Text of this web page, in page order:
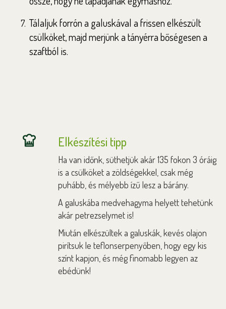
Tálaljuk forrón a galuskával a frissen elkészült
csülköket, majd merjünk a tányérra bőségesen a
szaftból is.
Elkészítési tipp
Ha van időnk, süthetjük akár 135 fokon 3 óráig
is a csülköket a zöldségekkel, csak még
puhább, és mélyebb ízű lesz a bárány.
A galuskába medvehagyma helyett tehetünk
akár petrezselymet is!
Miután elkészültek a galuskák, kevés olajon
pirítsuk le teflonserpenyőben, hogy egy kis
színt kapjon, és még finomabb legyen az
ebédünk!